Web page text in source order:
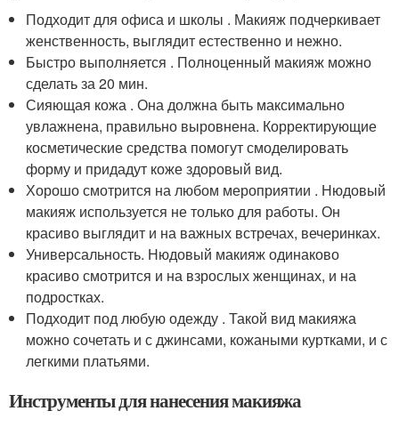
Подходит для офиса и школы . Макияж подчеркивает
женственность, выглядит естественно и нежно.
Быстро выполняется . Полноценный макияж можно
сделать за 20 мин.
Сияющая кожа . Она должна быть максимально
увлажнена, правильно выровнена. Корректирующие
косметические средства помогут смоделировать
форму и придадут коже здоровый вид.
Хорошо смотрится на любом мероприятии . Нюдовый
макияж используется не только для работы. Он
красиво выглядит и на важных встречах, вечеринках.
Универсальность. Нюдовый макияж одинаково
красиво смотрится и на взрослых женщинах, и на
подростках.
Подходит под любую одежду . Такой вид макияжа
можно сочетать и с джинсами, кожаными куртками, и с
легкими платьями.
Инструменты для нанесения макияжа